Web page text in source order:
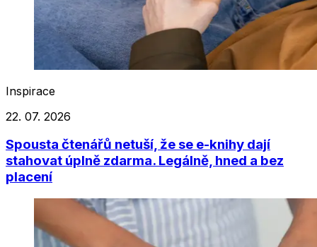
Inspirace
22. 07. 2026
Spousta čtenářů netuší, že se e-knihy dají
stahovat úplně zdarma. Legálně, hned a bez
placení